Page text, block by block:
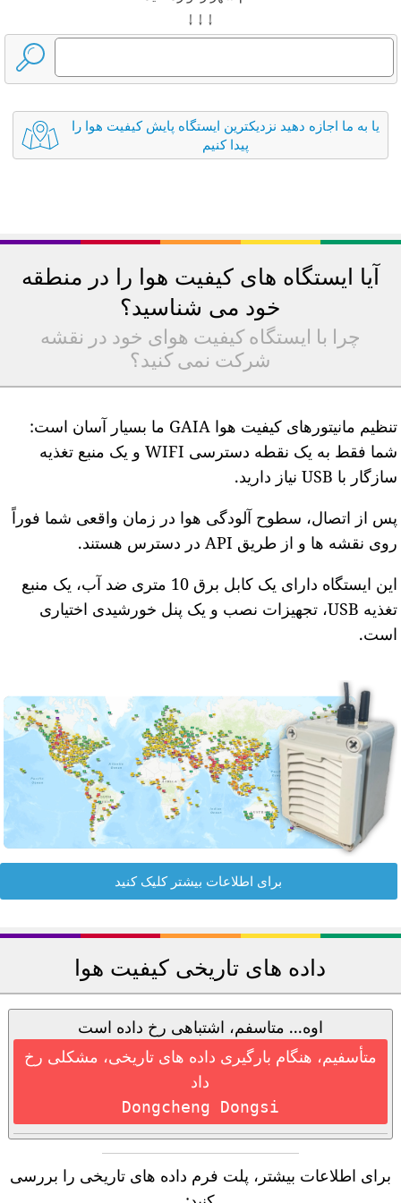
↓ ↓ ↓
یا به ما اجازه دهید نزدیکترین ایستگاه پایش کیفیت هوا را
پیدا کنیم
آیا ایستگاه های کیفیت هوا را در منطقه
خود می شناسید؟
چرا با ایستگاه کیفیت هوای خود در نقشه
شرکت نمی کنید؟
تنظیم مانیتورهای کیفیت هوا GAIA ما بسیار آسان است:
شما فقط به یک نقطه دسترسی WIFI و یک منبع تغذیه
سازگار با USB نیاز دارید.
پس از اتصال، سطوح آلودگی هوا در زمان واقعی شما فوراً
روی نقشه ها و از طریق API در دسترس هستند.
این ایستگاه دارای یک کابل برق 10 متری ضد آب، یک منبع
تغذیه USB، تجهیزات نصب و یک پنل خورشیدی اختیاری
است.
برای اطلاعات بیشتر کلیک کنید
داده های تاریخی کیفیت هوا
اوه... متاسفم، اشتباهی رخ داده است
متأسفیم، هنگام بارگیری داده های تاریخی، مشکلی رخ
داد
Dongcheng Dongsi
برای اطلاعات بیشتر، پلت فرم داده های تاریخی را بررسی